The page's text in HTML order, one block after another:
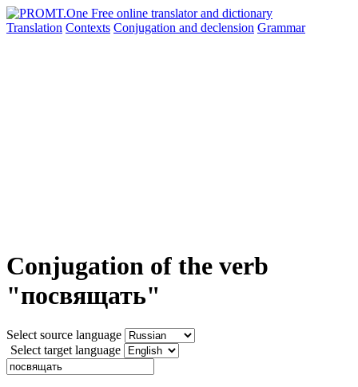
Translation Contexts Conjugation and declension Grammar
Conjugation of the verb
"посвящать"
Select source language
Select target language